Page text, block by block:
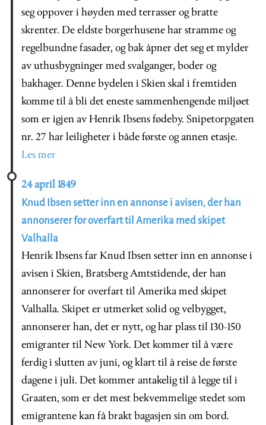
seg oppover i høyden med terrasser og bratte
skrenter. De eldste borgerhusene har stramme og
regelbundne fasader, og bak åpner det seg et mylder
av uthusbygninger med svalganger, boder og
bakhager. Denne bydelen i Skien skal i fremtiden
komme til å bli det eneste sammenhengende miljøet
som er igjen av Henrik Ibsens fødeby. Snipetorpgaten
nr. 27 har leiligheter i både første og annen etasje.
Les mer
24 april 1849
Knud Ibsen setter inn en annonse i avisen, der han
annonserer for overfart til Amerika med skipet
Valhalla
Henrik Ibsens far Knud Ibsen setter inn en annonse i
avisen i Skien, Bratsberg Amtstidende, der han
annonserer for overfart til Amerika med skipet
Valhalla. Skipet er utmerket solid og velbygget,
annonserer han, det er nytt, og har plass til 130-150
emigranter til New York. Det kommer til å være
ferdig i slutten av juni, og klart til å reise de første
dagene i juli. Det kommer antakelig til å legge til i
Graaten, som er det mest bekvemmelige stedet som
emigrantene kan få brakt bagasjen sin om bord.